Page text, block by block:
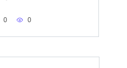
0 0